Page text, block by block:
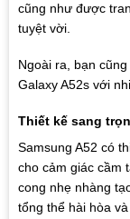
cũng như được
tuyệt vời.
Ngoài ra, bạn
Galaxy A52s với
Thiết kế sang
Samsung A52 có
cho cảm giác cầm
cong nhẹ nhàng
tổng thể hài hòa